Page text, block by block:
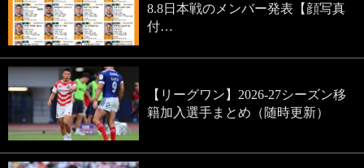
8.8日本戦のメンバー発表【顔写真
付…
【リーグワン】2026-27シーズン移
籍加入選手まとめ（随時更新）